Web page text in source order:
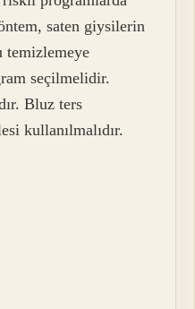
saten giysilerin
temizlemeye
seçilmelidir.
Bluz ters
kullanılmalıdır.